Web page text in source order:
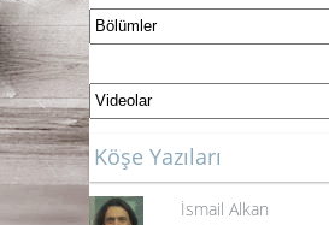
Köşe Yazıları
İsmail Alkan